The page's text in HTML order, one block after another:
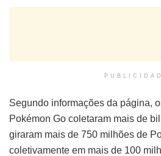
Segundo informações da página,
Pokémon Go coletaram mais de
giraram mais de 750 milhões de
coletivamente em mais de 100